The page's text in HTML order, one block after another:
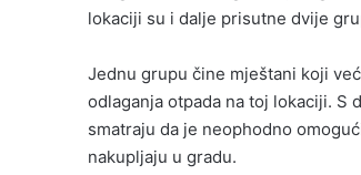
lokaciji su i dalje prisutne dvije
Jednu grupu čine mještani koji
odlaganja otpada na toj lokaciji. S
smatraju da je neophodno
nakupljaju u gradu.